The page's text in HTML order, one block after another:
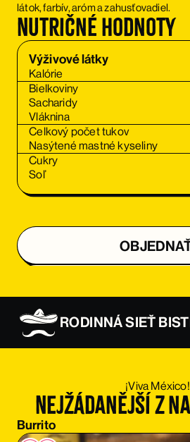
látok, farbív, aróm a zahusťovadiel.
Nutričné hodnoty
Výživové látky
Kalórie
Bielkoviny
Sacharidy
Vláknina
Celkový počet tukov
Nasýtené mastné kyseliny
Cukry
Soľ
RODINNÁ SIEŤ
¡Viva México!
Nejžádanější z
Burrito